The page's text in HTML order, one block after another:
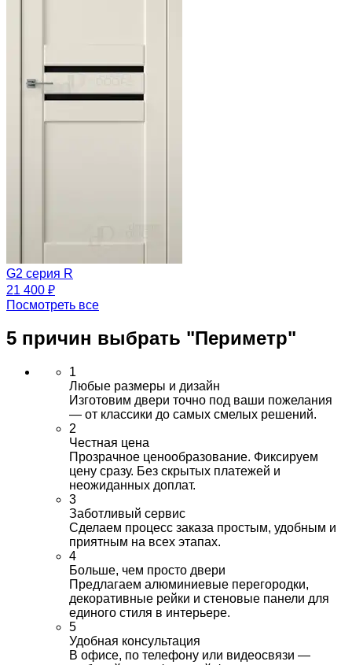
G2 серия R
21 400 ₽
Посмотреть все
5 причин выбрать "Периметр"
1
Любые размеры и дизайн
Изготовим двери точно под ваши пожелания
— от классики до самых смелых решений.
2
Честная цена
Прозрачное ценообразование. Фиксируем
цену сразу. Без скрытых платежей и
неожиданных доплат.
3
Заботливый сервис
Сделаем процесс заказа простым, удобным и
приятным на всех этапах.
4
Больше, чем просто двери
Предлагаем алюминиевые перегородки,
декоративные рейки и стеновые панели для
единого стиля в интерьере.
5
Удобная консультация
В офисе, по телефону или видеосвязи —